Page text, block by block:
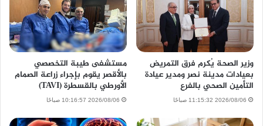
وزير الصحة يُكرم فرق التمريض
بعيادات مدينة نصر ومدير عيادة
التأمين الصحي بالفرع
2026/08/06 11:15:32 صباحًا
مستشفى طيبة التخصصي
بالأقصر يقوم بإجراء زراعة الصمام
الأورطي بالقسطرة (TAVI)
2026/08/06 10:16:57 صباحًا